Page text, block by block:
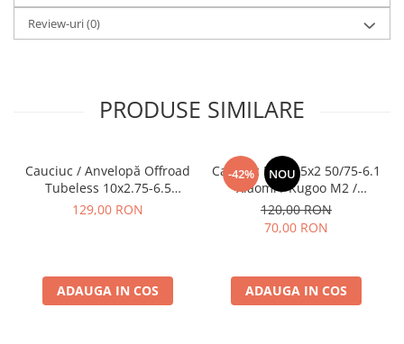
Review-uri(0)
PRODUSE SIMILARE
Cauciuc / Anvelopă Offroad
Tubeless 10x2.75-6.5
KuKirin G2/G2 Master 2025
129,00 RON
ADAUGA IN COS
-42% NOU
Cauciuc Plin 8.5x2 50/75-6.1
Xiaomi / Kugoo M2 /
Ducati/Evergreen/Motus/
120,00 RON
70,00 RON
ADAUGA IN COS